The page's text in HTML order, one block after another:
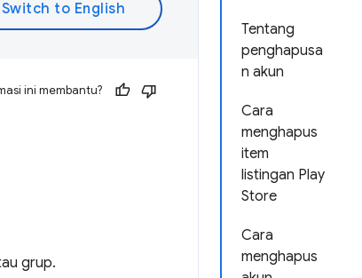
Tentang
penghapusa
n akun
Cara
menghapus
item
listingan Play
Store
Cara
menghapus
ini membantu?
grup.